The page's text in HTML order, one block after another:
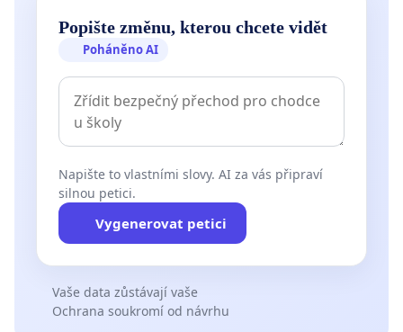
Popište změnu, kterou chcete vidět
Poháněno AI
Napište to vlastními slovy. AI za vás připraví
silnou petici.
Vygenerovat petici
Vaše data zůstávají vaše
Ochrana soukromí od návrhu